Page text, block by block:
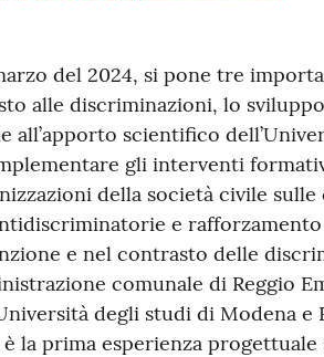
del 2024, si pone tre
alle discriminazioni, lo
all’apporto scientifico
gli interventi
della società civile sulle
e
e nel contrasto delle
comunale di Reggio
degli studi di Modena e
la prima esperienza progettuale